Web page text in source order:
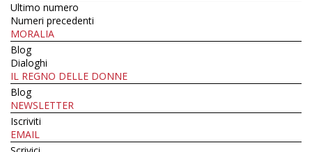
Ultimo numero
Numeri precedenti
MORALIA
Blog
Dialoghi
IL REGNO DELLE DONNE
Blog
NEWSLETTER
Iscriviti
EMAIL